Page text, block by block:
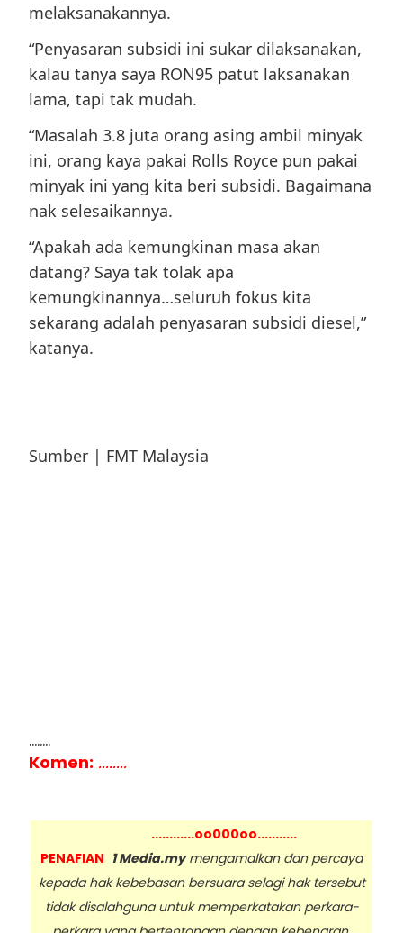
melaksanakannya.
“Penyasaran subsidi ini sukar dilaksanakan,
kalau tanya saya RON95 patut laksanakan
lama, tapi tak mudah.
“Masalah 3.8 juta orang asing ambil minyak
ini, orang kaya pakai Rolls Royce pun pakai
minyak ini yang kita beri subsidi. Bagaimana
nak selesaikannya.
“Apakah ada kemungkinan masa akan
datang? Saya tak tolak apa
kemungkinannya…seluruh fokus kita
sekarang adalah penyasaran subsidi diesel,”
katanya.
Sumber | FMT Malaysia
........
Komen: ........
............oo000oo...........
PENAFIAN 1 Media.mymengamalkan dan percaya
kepada hak kebebasan bersuara selagi hak tersebut
tidak disalahguna untuk memperkatakan perkara-